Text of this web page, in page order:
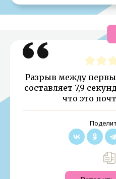
Разрыв между
составляет 7,9
что это